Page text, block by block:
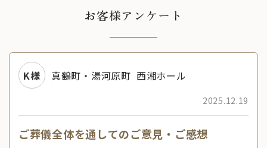
お客様アンケート
K様 真鶴町・湯河原町 西湘ホール
2025.12.19
ご葬儀全体を通してのご意見・ご感想